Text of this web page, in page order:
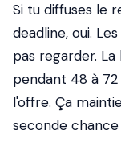
Si tu diffuses le
deadline, oui.
pas regarder.
pendant 48 à
l'offre. Ça
seconde chance